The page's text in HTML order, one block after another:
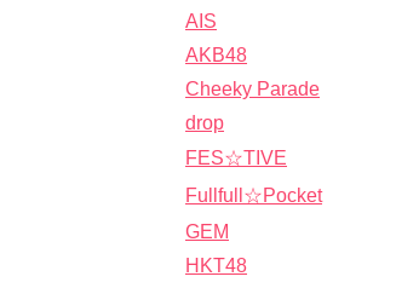
AIS
AKB48
Cheeky Parade
drop
FES☆TIVE
Fullfull☆Pocket
GEM
HKT48